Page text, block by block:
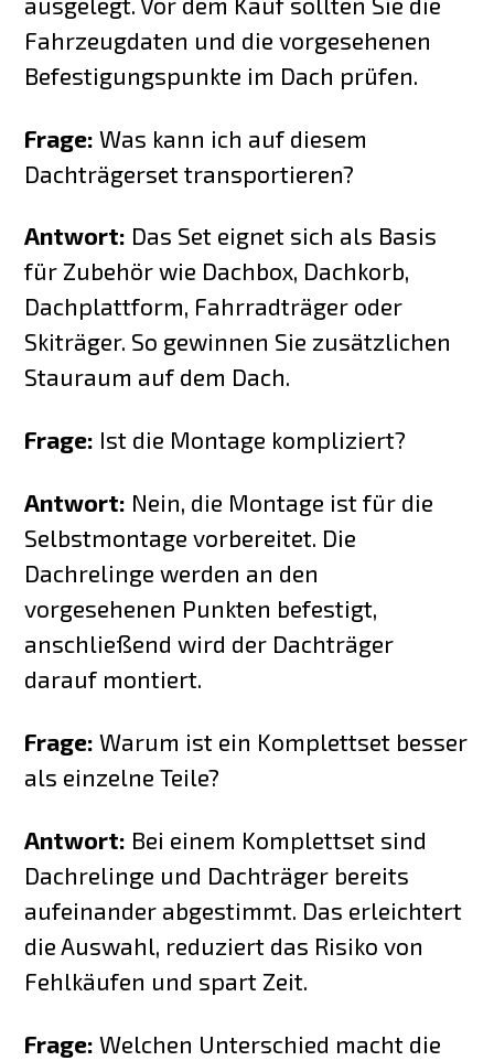
Fahrzeugdaten und die vorgesehenen
Befestigungspunkte im Dach prüfen.
Frage: Was kann ich auf diesem
Dachträgerset transportieren?
Antwort: Das Set eignet sich als Basis
für Zubehör wie Dachbox, Dachkorb,
Dachplattform, Fahrradträger oder
Skiträger. So gewinnen Sie zusätzlichen
Stauraum auf dem Dach.
Frage: Ist die Montage kompliziert?
Antwort: Nein, die Montage ist für die
Selbstmontage vorbereitet. Die
Dachrelinge werden an den
vorgesehenen Punkten befestigt,
anschließend wird der Dachträger
darauf montiert.
Frage: Warum ist ein Komplettset besser
als einzelne Teile?
Antwort: Bei einem Komplettset sind
Dachrelinge und Dachträger bereits
aufeinander abgestimmt. Das erleichtert
die Auswahl, reduziert das Risiko von
Fehlkäufen und spart Zeit.
Frage: Welchen Unterschied macht die